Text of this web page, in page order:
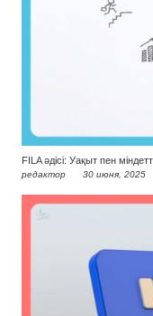
FILA әдісі: Уақыт пен
редактор 30 июня, 2025